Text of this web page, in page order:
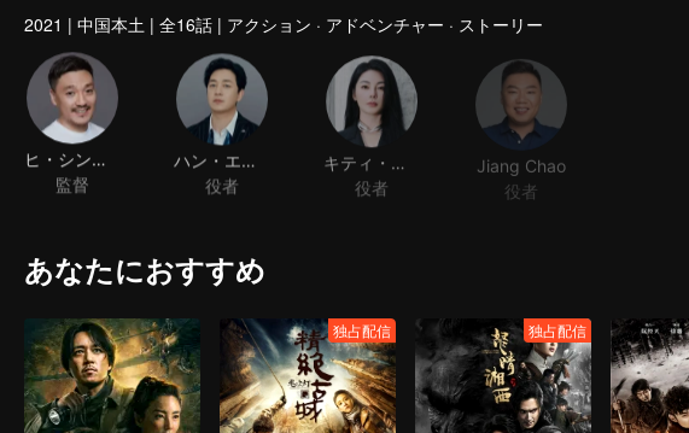
2021 | 中国本土 | 全16話 | アクション · アドベンチャー · ストーリー
監督
役者
役者
Jiang Chao
役者
あなたにおすすめ
独占配信 独占配信